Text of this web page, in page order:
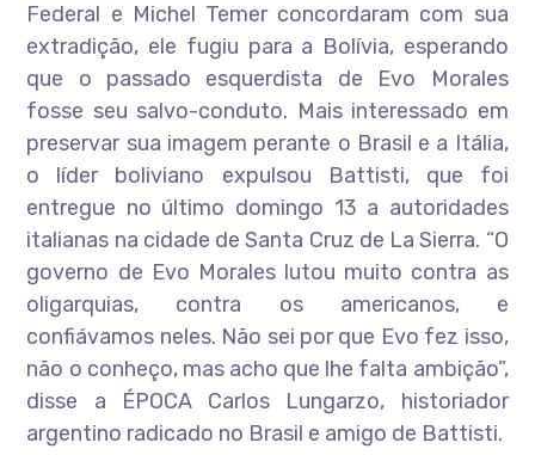
Federal e Michel Temer concordaram com sua
extradição, ele fugiu para a Bolívia, esperando
que o passado esquerdista de Evo Morales
fosse seu salvo-conduto. Mais interessado em
preservar sua imagem perante o Brasil e a Itália,
o líder boliviano expulsou Battisti, que foi
entregue no último domingo 13 a autoridades
italianas na cidade de Santa Cruz de La Sierra. “O
governo de Evo Morales lutou muito contra as
oligarquias, contra os americanos, e
confiávamos neles. Não sei por que Evo fez isso,
não o conheço, mas acho que lhe falta ambição”,
disse a ÉPOCA Carlos Lungarzo, historiador
argentino radicado no Brasil e amigo de Battisti.